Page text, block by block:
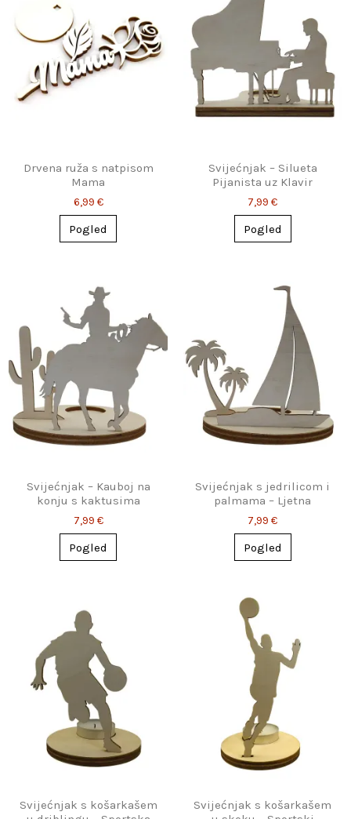
Drvena ruža s natpisom
Mama
6,99 €
Pogled
Svijećnjak – Silueta
Pijanista uz Klavir
7,99 €
Pogled
Svijećnjak – Kauboj na
konju s kaktusima
7,99 €
Pogled
Svijećnjak s jedrilicom i
palmama – Ljetna
atmosfera
7,99 €
Pogled
Svijećnjak s košarkašem
Svijećnjak s košarkašem